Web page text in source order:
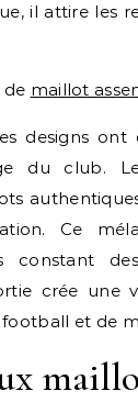
il attire les
de maillot
designs
du club.
Ce
constant
crée une
et de